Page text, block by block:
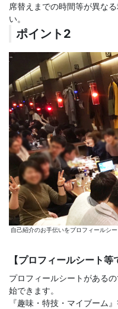
席替えまでの時間等が異な
い。
ポイント2
自己紹介のお手伝いをプロフィールシ
【プロフィールシート等
プロフィールシートがある
始できます。
『趣味・特技・マイブーム